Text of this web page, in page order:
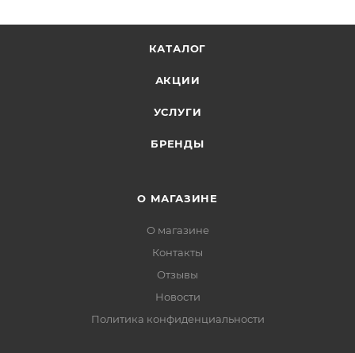
КАТАЛОГ
АКЦИИ
УСЛУГИ
БРЕНДЫ
О МАГАЗИНЕ
О магазине
Контакты
Отзывы
Новости
Политика конфиденциальности